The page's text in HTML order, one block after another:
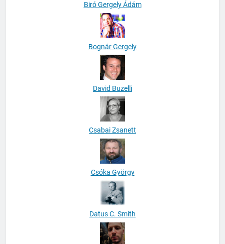
Biró Gergely Ádám
Bognár Gergely
David Buzelli
Csabai Zsanett
Csóka György
Datus C. Smith